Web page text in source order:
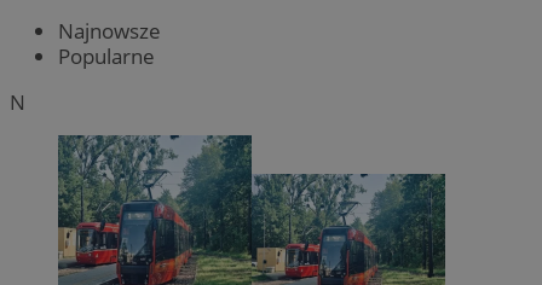
Najnowsze
Popularne
N